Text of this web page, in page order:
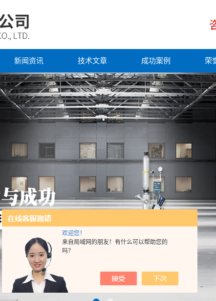
欢迎您！
来自局域网的朋友！有什么可以帮助您的
吗？
新闻资讯 技术文章 成功案例 荣